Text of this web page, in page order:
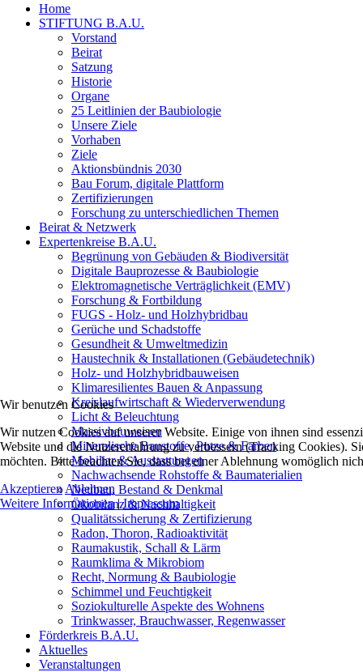
Home
STIFTUNG B.A.U.
Vorstand
Beirat
Satzung
Historie
Organe
25 Leitlinien der Baubiologie
Unsere Ziele
Vorhaben
Ziele
Aktionsbündnis 2030
Bau Forum, digitale Plattform
Zertifizierungen
Forschung zu unterschiedlichen Themen
Beirat & Netzwerk
Expertenkreise B.A.U.
Begrünung von Gebäuden & Biodiversität
Digitale Bauprozesse & Baubiologie
Elektromagnetische Verträglichkeit (EMV)
Forschung & Fortbildung
FUGS - Holz- und Holzhybridbau
Gerüche und Schadstoffe
Gesundheit & Umweltmedizin
Haustechnik & Installationen (Gebäudetechnik)
Holz- und Holzhybridbauweisen
Klimaresilientes Bauen & Anpassung
Kreislaufwirtschaft & Wiederverwendung
Licht & Beleuchtung
Massivbauweisen
Mineralische Baustoffe, Putze & Farben
Mobiliar & Ausstattungen
Nachwachsende Rohstoffe & Baumaterialien
Neubau, Bestand & Denkmal
Ökobilanz & Nachhaltigkeit
Qualitätssicherung & Zertifizierung
Radon, Thoron, Radioaktivität
Raumakustik, Schall & Lärm
Raumklima & Mikrobiom
Recht, Normung & Baubiologie
Schimmel und Feuchtigkeit
Soziokulturelle Aspekte des Wohnens
Trinkwasser, Brauchwasser, Regenwasser
Förderkreis B.A.U.
Aktuelles
Veranstaltungen
Wir benutzen Cookies
Wir nutzen Cookies auf unserer Website. Einige von ihnen sind
Website und die Nutzererfahrung zu verbessern (Tracking Cookies).
möchten. Bitte beachten Sie, dass bei einer Ablehnung womöglich
Akzeptieren Ablehnen
Weitere Informationen|Impressum